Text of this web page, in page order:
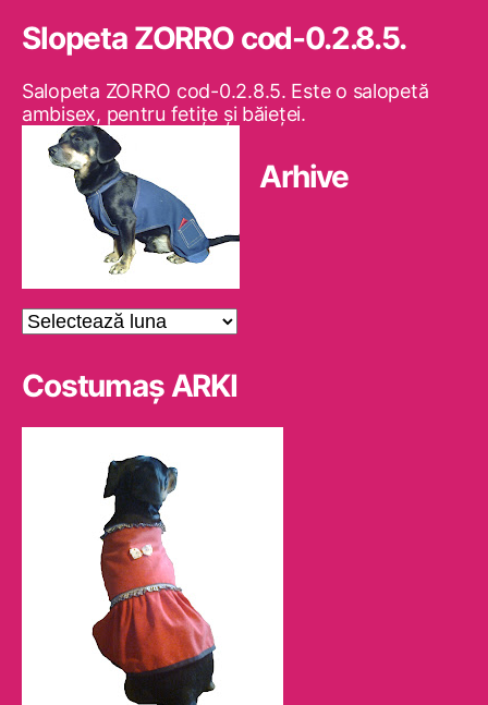
Slopeta ZORRO cod-0.2.8.5.
Salopeta ZORRO cod-0.2.8.5. Este o salopetă
ambisex, pentru fetiţe şi băieţei.
Arhive
Arhive
Costumaş ARKI